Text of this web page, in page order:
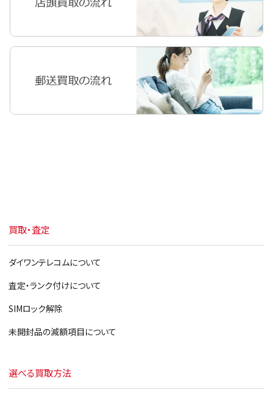
買取・査定
ダイワンテレコムについて
査定・ランク付けについて
SIMロック解除
未開封品の減額項目について
選べる買取方法